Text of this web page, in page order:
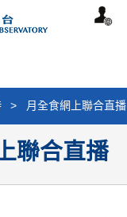
個
> 月全食網上聯合直播
聯合直播